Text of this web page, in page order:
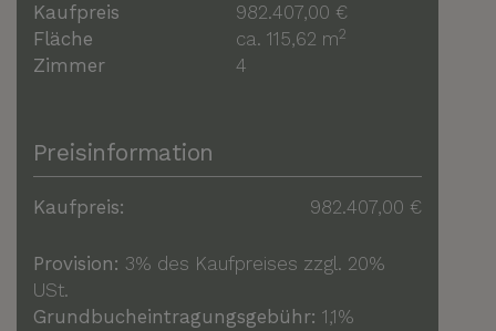
Kaufpreis
982.407,00 €
Fläche
ca. 115,62 m2
Zimmer 4
Preisinformation
Kaufpreis: 982.407,00 €
Provision: 3% des Kaufpreises zzgl. 20%
USt.
Grundbucheintragungsgebühr: 1,1%